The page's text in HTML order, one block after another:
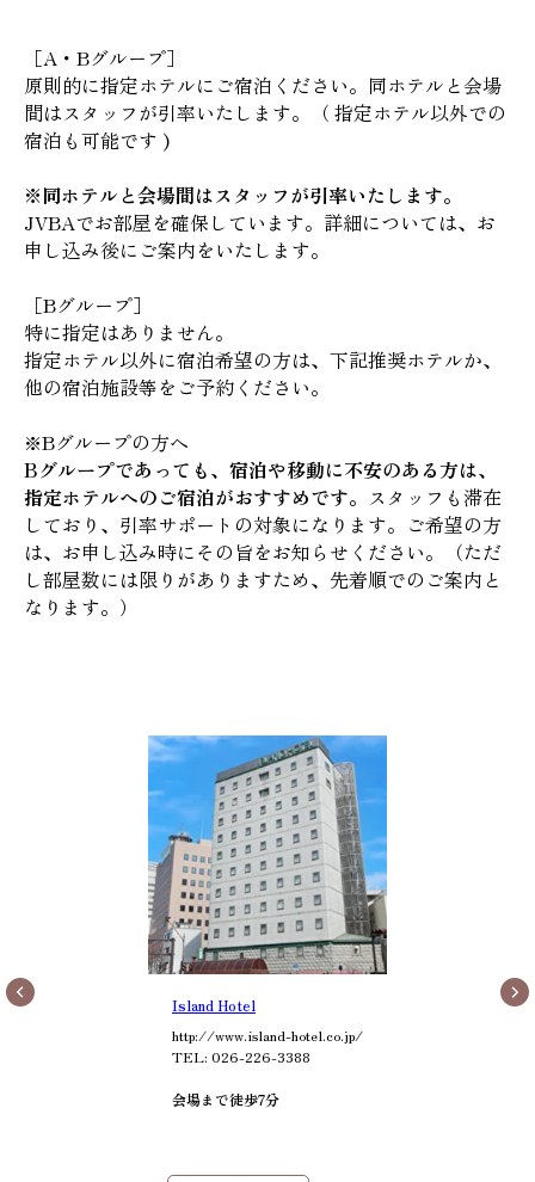
［A・Bグループ］
原則的に指定ホテルにご宿泊ください。同ホテルと会場
間はスタッフが引率いたします。（ 指定ホテル以外での
宿泊も可能です )
※同ホテルと会場間はスタッフが引率いたします。
JVBAでお部屋を確保しています。詳細については、お
申し込み後にご案内をいたします。
［Bグループ］
特に指定はありません。
指定ホテル以外に宿泊希望の方は、下記推奨ホテルか、
他の宿泊施設等をご予約ください。
※Bグループの方へ
Bグループであっても、宿泊や移動に不安のある方は、
指定ホテルへのご宿泊がおすすめです。 スタッフも滞在
しており、引率サポートの対象になります。ご希望の方
は、お申し込み時にその旨をお知らせください。（ただ
し部屋数には限りがありますため、先着順でのご案内と
なります。）
Island Hotel
http://www.island-hotel.co.jp/
TEL: 026-226-3388
会場まで徒歩7分